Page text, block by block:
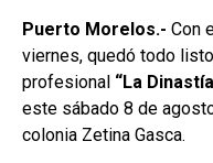
Puerto Morelos.- Con
viernes, quedó todo
profesional “La
este sábado 8 de
colonia Zetina Gasca.